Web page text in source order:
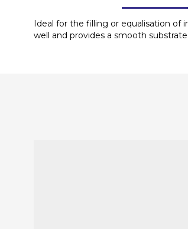
Ideal for the filling or equalisation of
well and provides a smooth